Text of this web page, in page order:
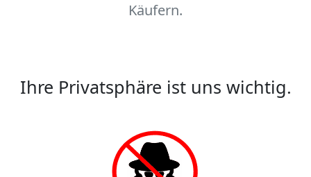
Käufern.
Ihre Privatsphäre ist uns wichtig.